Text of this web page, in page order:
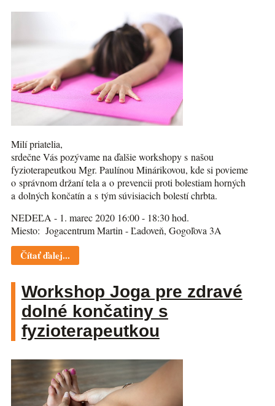
Milí priatelia,
srdečne Vás pozývame na ďalšie workshopy s našou
fyzioterapeutkou Mgr. Paulínou Minárikovou, kde si povieme
o správnom držaní tela a o prevencii proti bolestiam horných
a dolných končatín a s tým súvisiacich bolestí chrbta.
NEDEĽA - 1. marec 2020 16:00 - 18:30 hod.
Miesto: Jogacentrum Martin - Ľadoveň, Gogoľova 3A
Čítať ďalej...
Workshop Joga pre zdravé
dolné končatiny s
fyzioterapeutkou